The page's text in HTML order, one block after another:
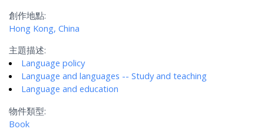
創作地點:
Hong Kong, China
主題描述:
Language policy
Language and languages -- Study and teaching
Language and education
物件類型:
Book